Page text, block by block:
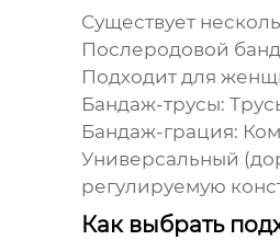
Существует
Послеродовой
Подходит для
Бандаж-трусы:
Бандаж-грация:
Универсальный
регулируемую
Как выбрать